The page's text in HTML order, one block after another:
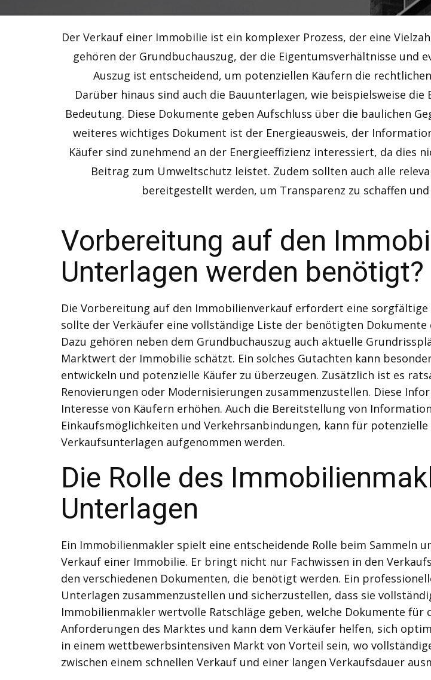
Der Verkauf einer Immobilie ist ein komplexer Prozess, der eine
gehören der Grundbuchauszug, der die Eigentumsverhältnisse
Auszug ist entscheidend, um potenziellen Käufern die
Darüber hinaus sind auch die Bauunterlagen, wie beispielsweise
Bedeutung. Diese Dokumente geben Aufschluss über die baulichen
weiteres wichtiges Dokument ist der Energieausweis, der
Käufer sind zunehmend an der Energieeffizienz interessiert, da dies
Beitrag zum Umweltschutz leistet. Zudem sollten auch alle
bereitgestellt werden, um Transparenz zu schaffen
Vorbereitung auf den
Unterlagen werden benötigt?
Die Vorbereitung auf den Immobilienverkauf erfordert eine
sollte der Verkäufer eine vollständige Liste der benötigten
Dazu gehören neben dem Grundbuchauszug auch aktuelle
Marktwert der Immobilie schätzt. Ein solches Gutachten kann
entwickeln und potenzielle Käufer zu überzeugen. Zusätzlich ist es
Renovierungen oder Modernisierungen zusammenzustellen. Diese
Interesse von Käufern erhöhen. Auch die Bereitstellung von
Einkaufsmöglichkeiten und Verkehrsanbindungen, kann für
Verkaufsunterlagen aufgenommen werden.
Die Rolle des
Unterlagen
Ein Immobilienmakler spielt eine entscheidende Rolle beim Sammeln
Verkauf einer Immobilie. Er bringt nicht nur Fachwissen in den
den verschiedenen Dokumenten, die benötigt werden. Ein
Unterlagen zusammenzustellen und sicherzustellen, dass sie
Immobilienmakler wertvolle Ratschläge geben, welche Dokumente
Anforderungen des Marktes und kann dem Verkäufer helfen, sich
in einem wettbewerbsintensiven Markt von Vorteil sein, wo
zwischen einem schnellen Verkauf und einer langen Verkaufsdauer